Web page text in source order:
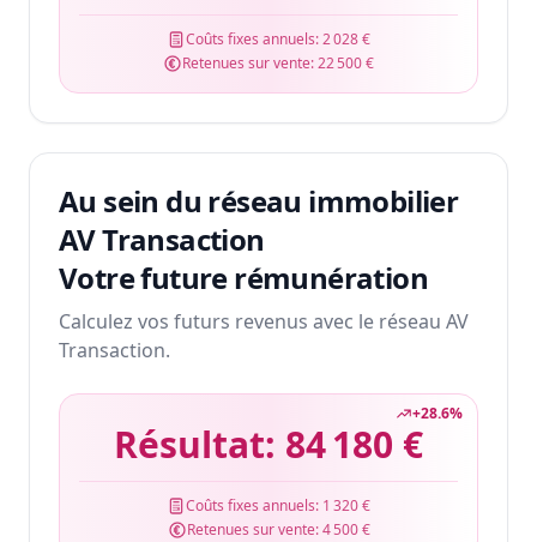
Coûts fixes annuels:2 028 €
Retenues sur vente:22 500 €
Au sein du réseau immobilier
AV Transaction
Votre future rémunération
Calculez vos futurs revenus avec le réseau AV
Transaction.
+28.6%
Résultat: 84 180 €
Coûts fixes annuels: 1 320 €
Retenues sur vente:4 500 €